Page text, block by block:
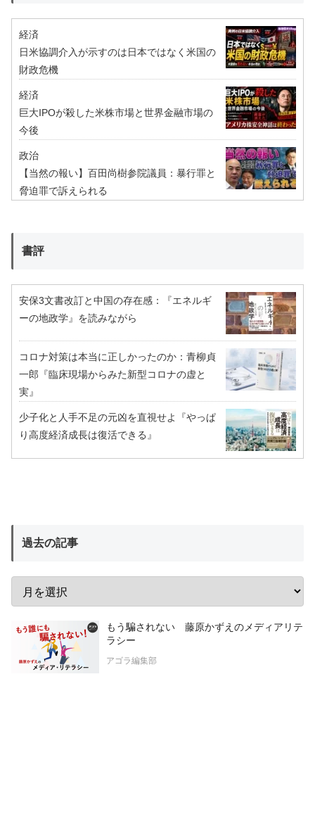
経済
日米協調介入が示すのは日本ではなく米国の
財政危機
経済
巨大IPOが殺した米株市場と世界金融市場の
今後
政治
【当然の報い】百田尚樹参院議員：暴行罪と
脅迫罪で訴えられる
書評
安保3文書改訂と中国の存在感：『エネルギ
ーの地政学』を読みながら
コロナ対策は本当に正しかったのか：青柳貞
一郎『臨床現場からみた新型コロナの虚と
実』
少子化と人手不足の元凶を直視せよ『やっぱ
り高度経済成長は復活できる』
過去の記事
もう騙されない 藤原かずえのメディアリテ
ラシー
アゴラ編集部